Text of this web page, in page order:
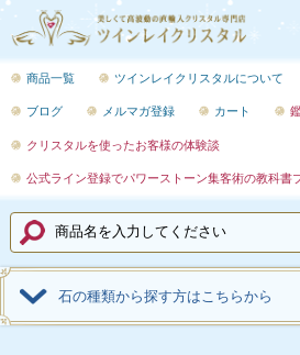
商品一覧 ツインレイクリスタルについて
ブログ メルマガ登録 カート
クリスタルを使ったお客様の体験談
公式ライン登録でパワーストーン集客術の教科書
石の種類から探す方はこちらから